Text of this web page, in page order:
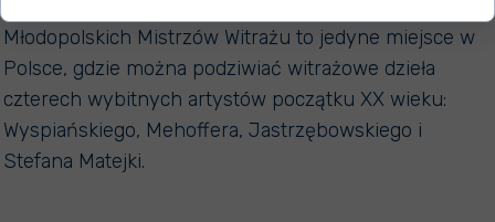
Młodopolskich Mistrzów Witrażu to jedyne miejsce w
Polsce, gdzie można podziwiać witrażowe dzieła
czterech wybitnych artystów początku XX wieku:
Wyspiańskiego, Mehoffera, Jastrzębowskiego i
Stefana Matejki.